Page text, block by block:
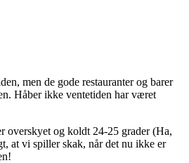
men de gode restauranter og barer
Håber ikke ventetiden har været
overskyet og koldt 24-25 grader (Ha,
at vi spiller skak, når det nu ikke er